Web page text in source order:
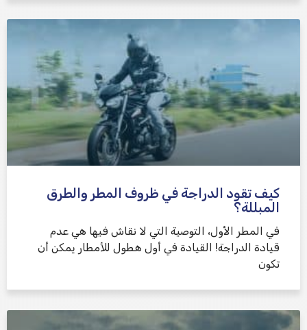
كيف تقود الدراجة في ظروف المطر والطرق
المبللة؟
في المطر الأول، التوصية التي لا نقاش فيها هي عدم
قيادة الدراجة! القيادة في أول هطول للأمطار يمكن أن
تكون